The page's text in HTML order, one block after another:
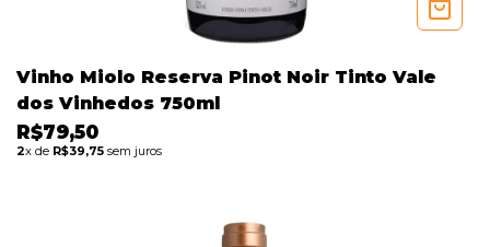
Vinho Miolo Reserva Pinot Noir Tinto Vale
dos Vinhedos 750ml
R$79,50
2x de R$39,75 sem juros